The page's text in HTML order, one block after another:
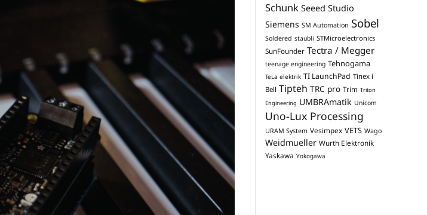
Schunk Seeed Studio
Siemens SM Automation Sobel
Soldered staubli STMicroelectronics
SunFounder Tectra / Megger
teenage engineering Tehnogama
TeLa elektrik TI LaunchPad Tinex i
Bell Tipteh TRC pro Trim Triton
Engineering UMBRAmatik Unicom
Uno-Lux Processing
URAM System Vesimpex VETS Wago
Weidmueller Wurth Elektronik
Yaskawa Yokogawa